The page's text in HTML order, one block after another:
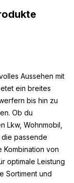
kann die
aber das
Wissen Sie,
erhältlich ist.
an:
warm weiß
Aussehen mit
ein breites
bis hin zu
Ob du
Lkw, Wohnmobil,
passende
Kombination von
optimale Leistung
Sortiment und